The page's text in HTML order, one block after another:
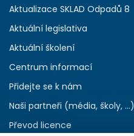
Aktualizace SKLAD Odpadů 8
Aktuální legislativa
Aktuální školení
Centrum informací
Přidejte se k nám
Naši partneři (média, školy, ...)
Převod licence